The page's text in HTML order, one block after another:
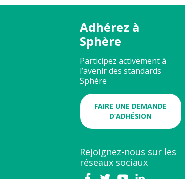
Adhérez à
Sphère
Participez activement à
l’avenir des standards
Sphère
FAIRE UNE DEMANDE
D’ADHÉSION
Rejoignez-nous sur les
réseaux sociaux